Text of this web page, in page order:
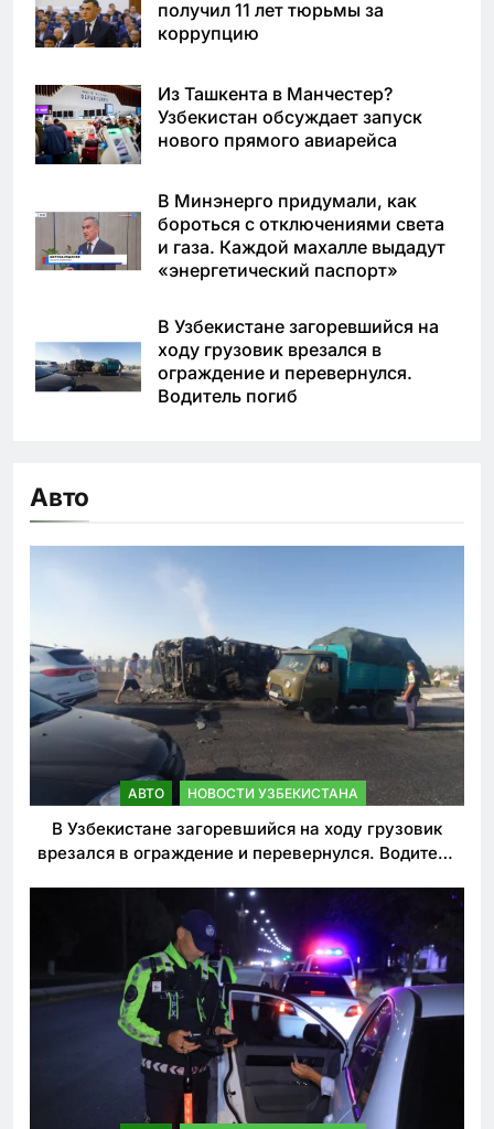
получил 11 лет тюрьмы за
коррупцию
Из Ташкента в Манчестер?
Узбекистан обсуждает запуск
нового прямого авиарейса
В Минэнерго придумали, как
бороться с отключениями света
и газа. Каждой махалле выдадут
«энергетический паспорт»
В Узбекистане загоревшийся на
ходу грузовик врезался в
ограждение и перевернулся.
Водитель погиб
Авто
АВТО НОВОСТИ УЗБЕКИСТАНА
В Узбекистане загоревшийся на ходу грузовик
врезался в ограждение и перевернулся. Водитель